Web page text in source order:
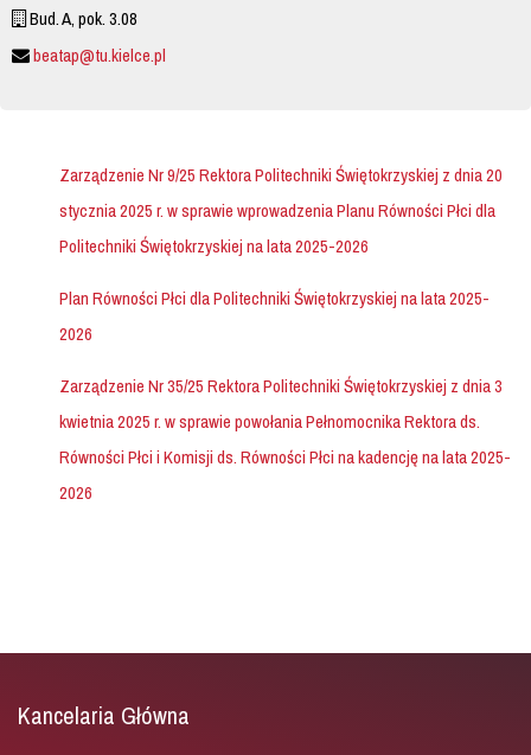
Bud. A, pok. 3.08
beatap@tu.kielce.pl
Zarządzenie Nr 9/25 Rektora Politechniki Świętokrzyskiej z dnia 20
stycznia 2025 r. w sprawie wprowadzenia Planu Równości Płci dla
Politechniki Świętokrzyskiej na lata 2025-2026
Plan Równości Płci dla Politechniki Świętokrzyskiej na lata 2025-
2026
Zarządzenie Nr 35/25 Rektora Politechniki Świętokrzyskiej z dnia 3
kwietnia 2025 r. w sprawie powołania Pełnomocnika Rektora ds.
Równości Płci i Komisji ds. Równości Płci na kadencję na lata 2025-
2026
Kancelaria Główna